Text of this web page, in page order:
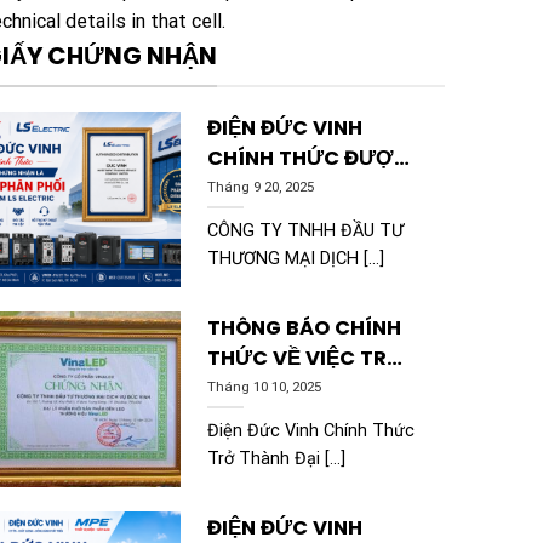
details in that cell.
CHỨNG NHẬN
ĐIỆN ĐỨC VINH
CHÍNH THỨC ĐƯỢC
CHỨNG NHẬN LÀ ĐẠI
LÝ PHÂN PHỐI SẢN
PHẨM LS ELECTRIC
Tháng 9 20, 2025
CÔNG TY TNHH ĐẦU TƯ
THƯƠNG MẠI DỊCH [...]
THÔNG BÁO CHÍNH
THỨC VỀ VIỆC TRỞ
THÀNH ĐẠI LÝ PHÂN
PHỐI CỦA VINALED
Tháng 10 10, 2025
Điện Đức Vinh Chính Thức
Trở Thành Đại [...]
ĐIỆN ĐỨC VINH